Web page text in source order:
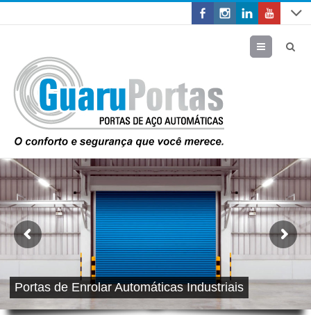
Menu
Portas de Enrolar Automáticas Industriais